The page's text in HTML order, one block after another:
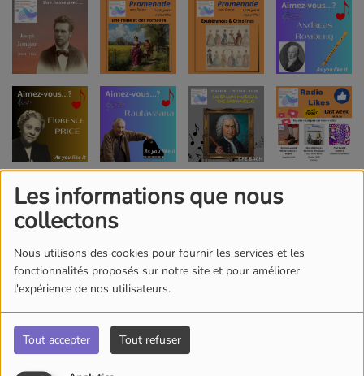
Les informations que nous
collectons
Nous utilisons des cookies pour fournir les services et les
fonctionnalités proposés sur notre site et pour améliorer
l'expérience de nos utilisateurs.
Tout accepter Tout refuser